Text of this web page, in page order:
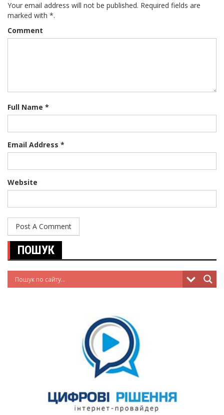
Your email address will not be published. Required fields are
marked with *.
Comment
Full Name *
Email Address *
Website
ПОШУК